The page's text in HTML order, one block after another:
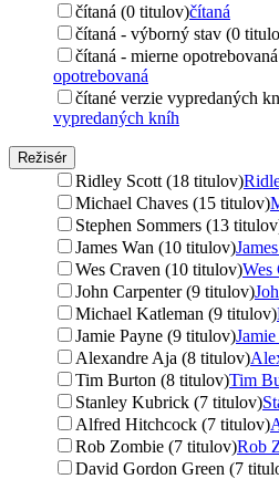
čítaná (0 titulov)čítaná
čítaná - výborný stav (0
čítaná - mierne
opotrebovaná
čítané verzie vypredaných
vypredaných kníh
Režisér
Ridley Scott (18 titulov)
Michael Chaves (15 titulov)
Stephen Sommers (13
James Wan (10 titulov)
Wes Craven (10 titulov)Wes
John Carpenter (9 titulov)
Michael Katleman (9 titulov)
Jamie Payne (9 titulov)
Alexandre Aja (8 titulov)
Tim Burton (8 titulov)Tim
Stanley Kubrick (7 titulov)
Alfred Hitchcock (7 titulov)
Rob Zombie (7 titulov)Rob
David Gordon Green (7